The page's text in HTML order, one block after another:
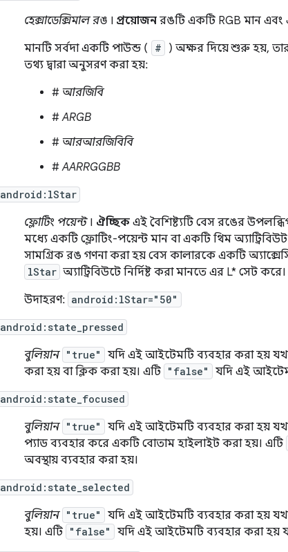
হেক্সাডেক্সিমাল রঙ । প্রয়োজন রঙটি একটি RGB মান এবং
মানটি সর্বদা একটি পাউন্ড (
#
) অক্ষর দিয়ে শুরু হয়,
তথ্য দ্বারা অনুসরণ করা হয়:
# আরজিবি
#ARGB
# আরআরজিবিবি
#AARRGGBB
android:lStar
ফ্লোটিং পয়েন্ট। ঐচ্ছিক এই বৈশিষ্ট্যটি বেস রঙের
মধ্যে একটি ফ্লোটিং-পয়েন্ট মান বা একটি থিম
সামগ্রিক রঙ গণনা করা হয় বেস কালারকে একটি
lStar অ্যাট্রিবিউটে নির্দিষ্ট করা মানতে এর L* সেট করে।
উদাহরণ: android:lStar="50"
android:state_pressed
বুলিয়ান "true"
যদি এই আইটেমটি ব্যবহার করা হয়
করা হয় বা ক্লিক করা হয়। এটি "false" যদি এই
android:state_focused
বুলিয়ান "true"
যদি এই আইটেমটি ব্যবহার করা হয়
প্যাড ব্যবহার করে একটি বোতাম হাইলাইট করা হয়। এটি
অবস্থায় ব্যবহার করা হয়।
android:state_selected
বুলিয়ান "true"
যদি এই আইটেমটি ব্যবহার করা হয়
হয়। এটি "false" যদি এই আইটেমটি ব্যবহার করা হয়